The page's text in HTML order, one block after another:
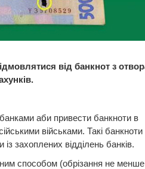
від банкнот з
аби привести банкноти в
військами. Такі
захоплених відділень банків.
способом (обрізання не менше